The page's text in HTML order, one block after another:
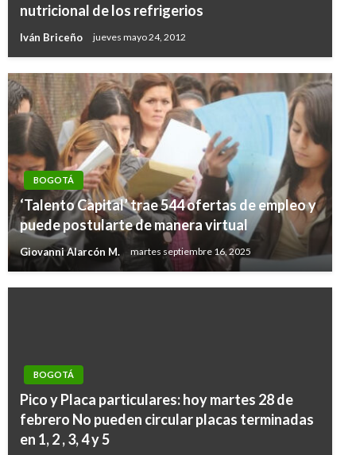
nutricional de los refrigerios
Iván Briceño jueves mayo 24, 2012
BOGOTÁ
‘Talento Capital’ trae 544 ofertas de empleo y
puede postularte de manera virtual
Giovanni Alarcón M. martes septiembre 16, 2025
BOGOTÁ
Pico y Placa particulares: hoy martes 28 de
febrero No pueden circular placas terminadas
en 1, 2 , 3, 4 y 5